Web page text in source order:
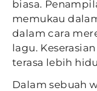
biasa.
memukau
dalam cara
lagu.
terasa lebih
Dalam sebuah